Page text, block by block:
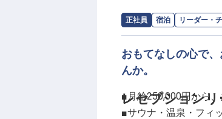
正社員 宿泊 リーダー・
レセプションリ
求人情報：SHONAI
おもてなしの心で
んか。
■月給250,000円から
■サウナ・温泉・フィ